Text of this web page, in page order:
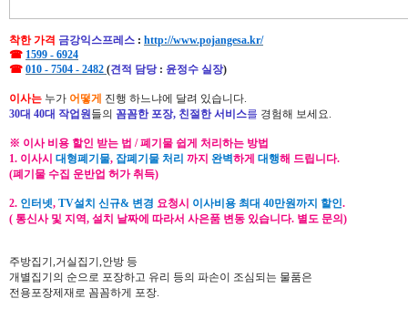
착한 가격 금강익스프레스 : http://www.pojangesa.kr/
☎ 1599 - 6924
☎ 010 - 7504 - 2482 (견적 담당 : 윤정수 실장)
이사는 누가 어떻게 진행 하느냐에 달려 있습니다.
30대 40대 작업원들의 꼼꼼한 포장, 친절한 서비스를 경험해 보세요.
※ 이사 비용 할인 받는 법 / 폐기물 쉽게 처리하는 방법
1. 이사시 대형폐기물, 잡폐기물 처리 까지 완벽하게 대행해 드립니다.
(폐기물 수집 운반업 허가 취득)
2. 인터넷, TV설치 신규& 변경 요청시 이사비용 최대 40만원까지 할인.
( 통신사 및 지역, 설치 날짜에 따라서 사은품 변동 있습니다. 별도 문의)
주방집기,거실집기,안방 등
개별집기의 순으로 포장하고 유리 등의 파손이 조심되는 물품은
전용포장제재로 꼼꼼하게 포장.